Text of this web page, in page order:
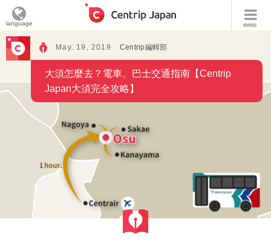
menu
language
May. 19, 2019 Centrip編輯部
大須怎麼去？電車、巴士交通指南【Centrip
Japan大須完全攻略】